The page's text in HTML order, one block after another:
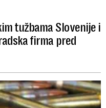
tužbama Slovenije i
firma pred